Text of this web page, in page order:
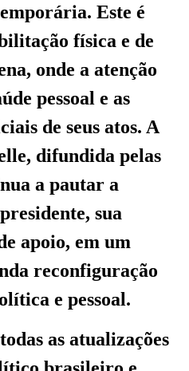
Este é
física e de
onde a atenção
pessoal e as
de seus atos. A
difundida pelas
a pautar a
sua
apoio, em um
reconfiguração
e pessoal.
as atualizações